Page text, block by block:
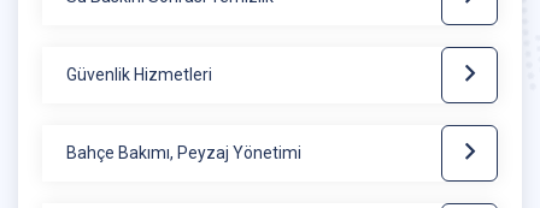
Güvenlik Hizmetleri
Bahçe Bakımı, Peyzaj Yönetimi